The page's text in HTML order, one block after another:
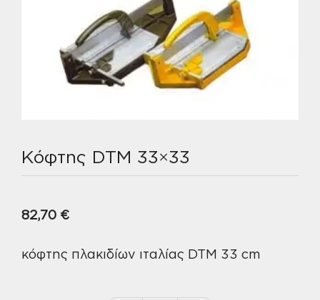
Κόφτης DTM 33×33
82,70 €
κόφτης πλακιδίων ιταλίας DTM 33 cm